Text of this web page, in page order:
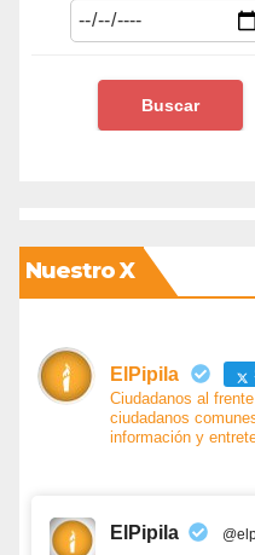
Nuestro X
ElPipila
Ciudadanos al
ciudadanos
información y
ElPipila